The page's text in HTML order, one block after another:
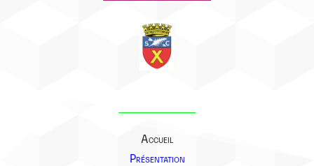
Accueil
Présentation